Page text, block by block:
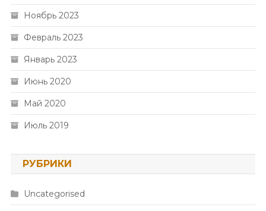
Ноябрь 2023
Февраль 2023
Январь 2023
Июнь 2020
Май 2020
Июль 2019
РУБРИКИ
Uncategorised